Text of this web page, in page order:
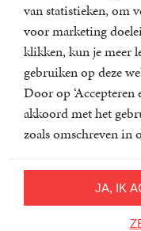
van statistieken, om
voor marketing
klikken, kun je meer
gebruiken op deze
Door op ‘Accepteren
akkoord met het
zoals omschreven in
JA, IK
Meld u aan voor een
de hoogte van
E-
mailadres